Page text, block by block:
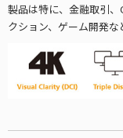
製品は特に、金融取引
クション、ゲーム開発な